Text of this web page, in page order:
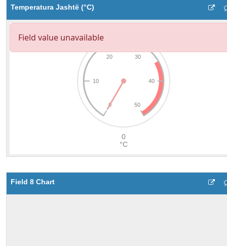
Temperatura Jashtë (°C)
Field 8 Chart